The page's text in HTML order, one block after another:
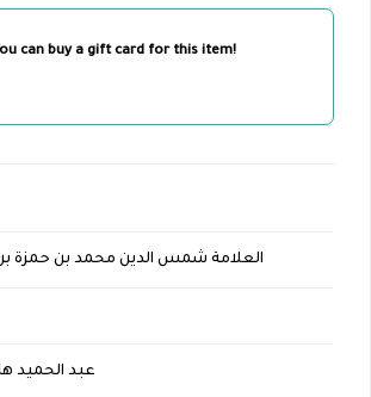
can buy a gift card for this item!
العلامة شمس الدين محمد بن حمزة
عبد الحميد